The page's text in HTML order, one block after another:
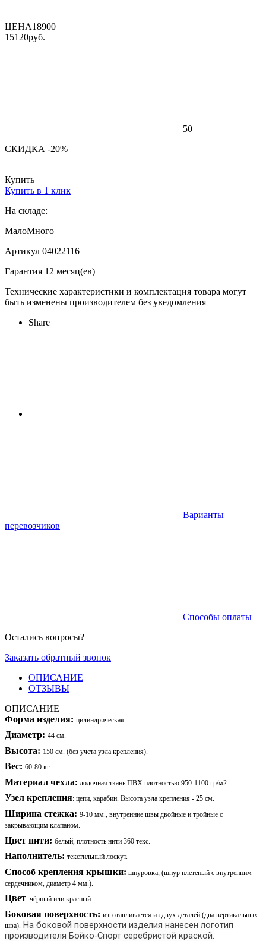
ЦЕНА18900
15120руб.
50
СКИДКА -20%
Купить
Купить в 1 клик
На складе:
МалоМного
Артикул 04022116
Гарантия 12 месяц(ев)
Технические характеристики и комплектация товара могут
быть изменены производителем без уведомления
Share
Варианты
перевозчиков
Способы оплаты
Остались вопросы?
Заказать обратный звонок
ОПИСАНИЕ
ОТЗЫВЫ
ОПИСАНИЕ
Форма изделия: цилиндрическая.
Диаметр: 44 см.
Высота: 150 см. (без учета узла крепления).
Вес: 60-80 кг.
Материал чехла: лодочная ткань ПВХ плотностью 950-1100 гр/м2.
Узел крепления: цепи, карабин. Высота узла крепления - 25 см.
Ширина стежка: 9-10 мм., внутренние швы двойные и тройные с
закрывающим клапаном.
Цвет нити: белый, плотность нити 360 текс.
Наполнитель: текстильный лоскут.
Способ крепления крышки: шнуровка, (шнур плетеный с внутренним
сердечником, диаметр 4 мм.).
Цвет: чёрный или красный.
Боковая поверхность: изготавливается из двух деталей (два вертикальных
шва). На боковой поверхности изделия нанесен логотип
производителя Бойко-Спорт серебристой краской.